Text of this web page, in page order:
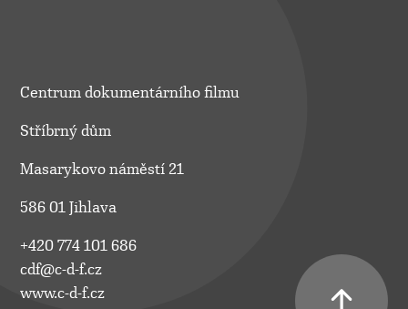
Centrum dokumentárního filmu
Stříbrný dům
Masarykovo náměstí 21
586 01 Jihlava
+420 774 101 686
cdf@c-d-f.cz
www.c-d-f.cz